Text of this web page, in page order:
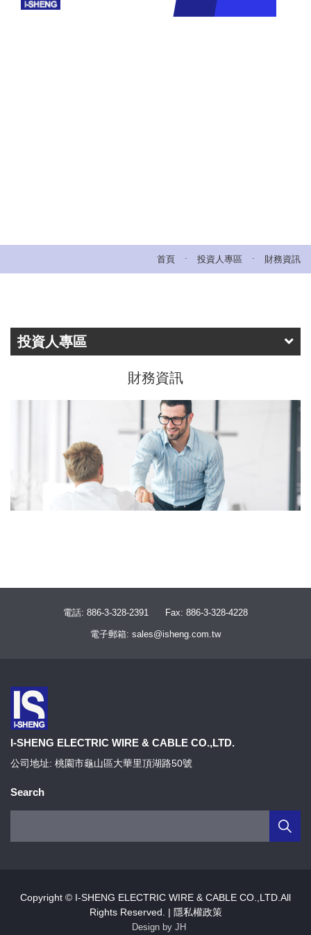
首頁 . 投資人專區 . 財務資訊
投資人專區
財務資訊
電話: 886-3-328-2391 Fax: 886-3-328-4228
電子郵箱: sales@isheng.com.tw
I-SHENG ELECTRIC WIRE & CABLE CO.,LTD.
公司地址: 桃園市龜山區大華里頂湖路50號
Search
Copyright © I-SHENG ELECTRIC WIRE & CABLE CO.,LTD.All
Rights Reserved. | 隱私權政策
Design by JH